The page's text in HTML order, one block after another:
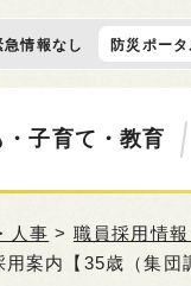
急情報なし 防災ポー
・子育て・教育
人事 > 職員採用情
案内【35歳（集団